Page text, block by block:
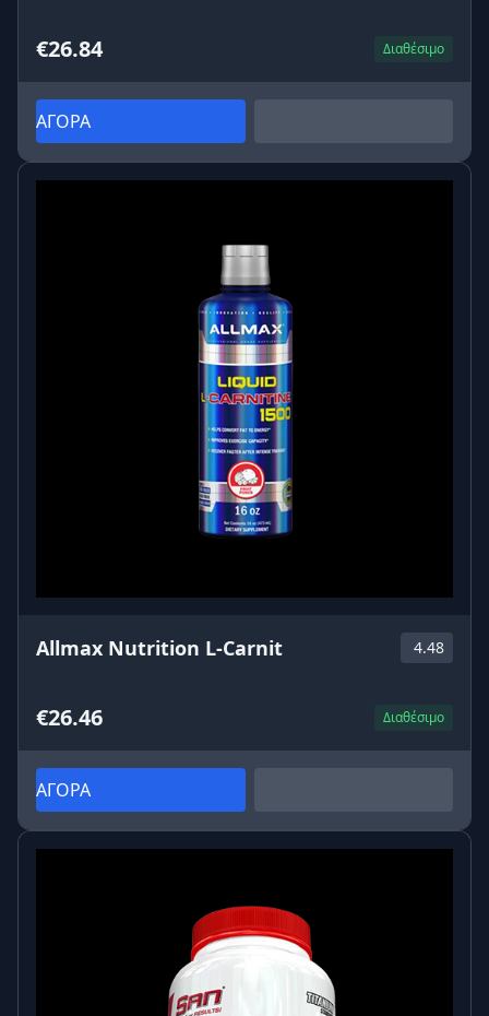
€26.84 Διαθέσιμο
ΑΓΟΡΑ
Allmax Nutrition L-Carnit 4.48
€26.46 Διαθέσιμο
ΑΓΟΡΑ